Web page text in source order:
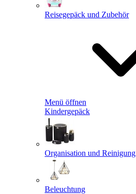
Reisegepäck und Zubehör
Menü öffnen
Kindergepäck
Organisation und Reinigung
Beleuchtung